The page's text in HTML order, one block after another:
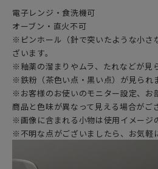
電子レンジ・食洗機可
オーブン・直火不可
※ピンホール（針で突いたような小さ
ざいます。
※釉薬の溜まりやムラ、たれなどが見
※鉄粉（茶色い点・黒い点）が見られ
※お客様のお使いのモニター設定、お
商品と色味が異なって見える場合がご
※画像に含まれる小物は使用イメージ
※不明な点がございましたら、お気軽